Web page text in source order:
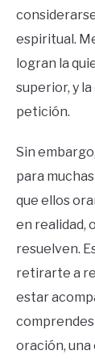
espiritual.
logran la
superior, y
petición.
Sin
para
que ellos
en realidad,
resuelven.
retirarte a
estar
comprendes
oración,